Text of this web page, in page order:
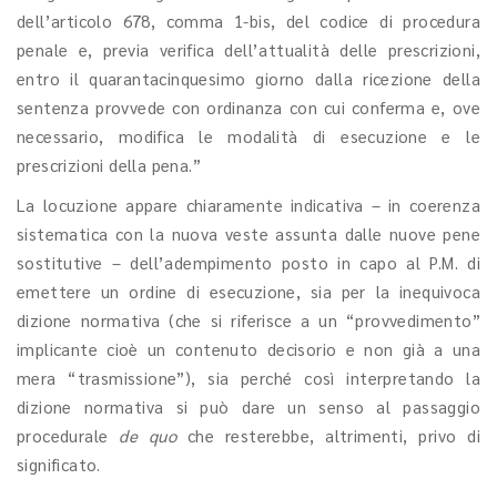
dell’articolo 678, comma 1-bis, del codice di procedura
penale e, previa verifica dell’attualità delle prescrizioni,
entro il quarantacinquesimo giorno dalla ricezione della
sentenza provvede con ordinanza con cui conferma e, ove
necessario, modifica le modalità di esecuzione e le
prescrizioni della pena.”
La locuzione appare chiaramente indicativa – in coerenza
sistematica con la nuova veste assunta dalle nuove pene
sostitutive – dell’adempimento posto in capo al P.M. di
emettere un ordine di esecuzione, sia per la inequivoca
dizione normativa (che si riferisce a un “provvedimento”
implicante cioè un contenuto decisorio e non già a una
mera “trasmissione”), sia perché così interpretando la
dizione normativa si può dare un senso al passaggio
procedurale de quoche resterebbe, altrimenti, privo di
significato.